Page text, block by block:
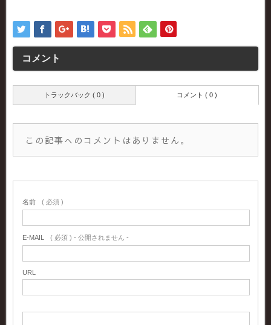
コメント
トラックバック ( 0 ) コメント ( 0 )
この記事へのコメントはありません。
名前 ( 必須 )
E-MAIL ( 必須 ) - 公開されません -
URL